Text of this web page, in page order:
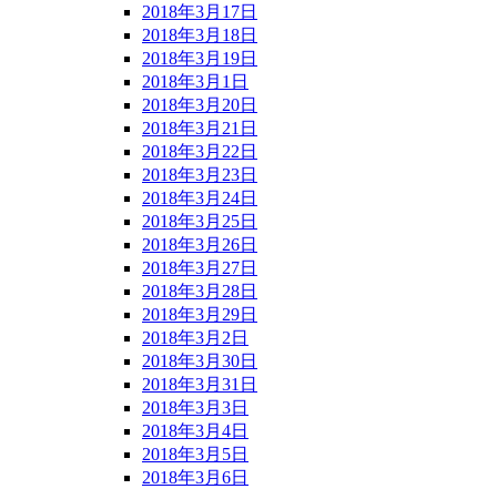
2018年3月17日
2018年3月18日
2018年3月19日
2018年3月1日
2018年3月20日
2018年3月21日
2018年3月22日
2018年3月23日
2018年3月24日
2018年3月25日
2018年3月26日
2018年3月27日
2018年3月28日
2018年3月29日
2018年3月2日
2018年3月30日
2018年3月31日
2018年3月3日
2018年3月4日
2018年3月5日
2018年3月6日